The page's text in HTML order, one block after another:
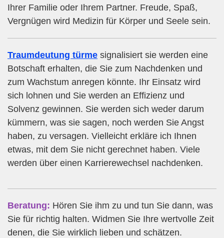
Ihrer Familie oder Ihrem Partner. Freude, Spaß,
Vergnügen wird Medizin für Körper und Seele sein.
Traumdeutung türme signalisiert sie werden eine
Botschaft erhalten, die Sie zum Nachdenken und
zum Wachstum anregen könnte. Ihr Einsatz wird
sich lohnen und Sie werden an Effizienz und
Solvenz gewinnen. Sie werden sich weder darum
kümmern, was sie sagen, noch werden Sie Angst
haben, zu versagen. Vielleicht erkläre ich Ihnen
etwas, mit dem Sie nicht gerechnet haben. Viele
werden über einen Karrierewechsel nachdenken.
Beratung: Hören Sie ihm zu und tun Sie dann, was
Sie für richtig halten. Widmen Sie Ihre wertvolle Zeit
denen, die Sie wirklich lieben und schätzen.